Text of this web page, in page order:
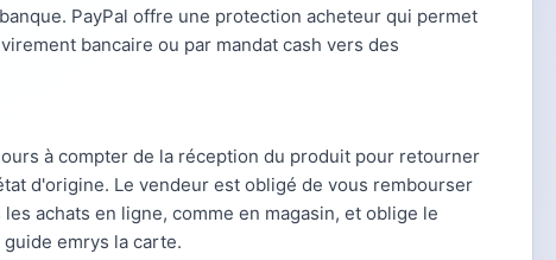
PayPal offre une protection acheteur qui permet
bancaire ou par mandat cash vers des
à compter de la réception du produit pour retourner
d'origine. Le vendeur est obligé de vous rembourser
achats en ligne, comme en magasin, et oblige le
emrys la carte.